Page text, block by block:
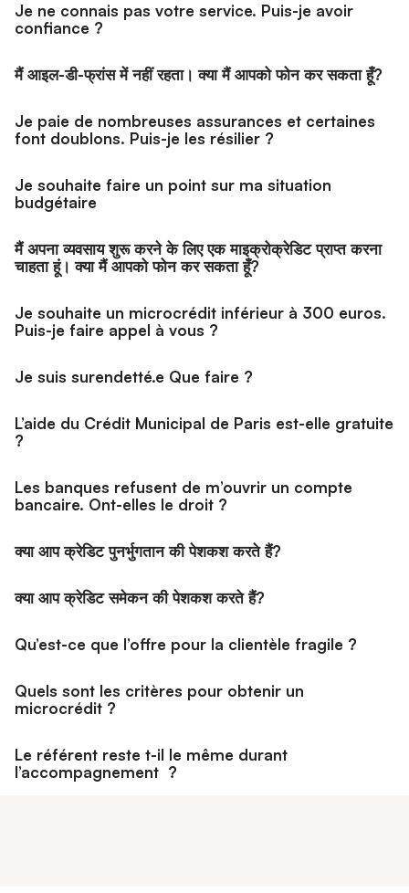
Je ne connais pas votre service. Puis-je avoir
confiance ?
मैं आइल-डी-फ्रांस में नहीं रहता। क्या मैं आपको फोन कर सकता हूँ?
Je paie de nombreuses assurances et certaines
font doublons. Puis-je les résilier ?
Je souhaite faire un point sur ma situation
budgétaire
मैं अपना व्यवसाय शुरू करने के लिए एक माइक्रोक्रेडिट प्राप्त करना
चाहता हूं। क्या मैं आपको फोन कर सकता हूँ?
Je souhaite un microcrédit inférieur à 300 euros.
Puis-je faire appel à vous ?
Je suis surendetté.e Que faire ?
L’aide du Crédit Municipal de Paris est-elle gratuite
?
Les banques refusent de m’ouvrir un compte
bancaire. Ont-elles le droit ?
क्या आप क्रेडिट पुनर्भुगतान की पेशकश करते हैं?
क्या आप क्रेडिट समेकन की पेशकश करते हैं?
Qu’est-ce que l’offre pour la clientèle fragile ?
Quels sont les critères pour obtenir un
microcrédit ?
Le référent reste t-il le même durant
l’accompagnement ?